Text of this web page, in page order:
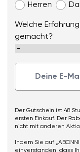
Herren
Welche
gemacht?
Der Gutschein ist 48
ersten Einkauf. Der
nicht mit anderen
Indem Sie auf
einverstanden, dass